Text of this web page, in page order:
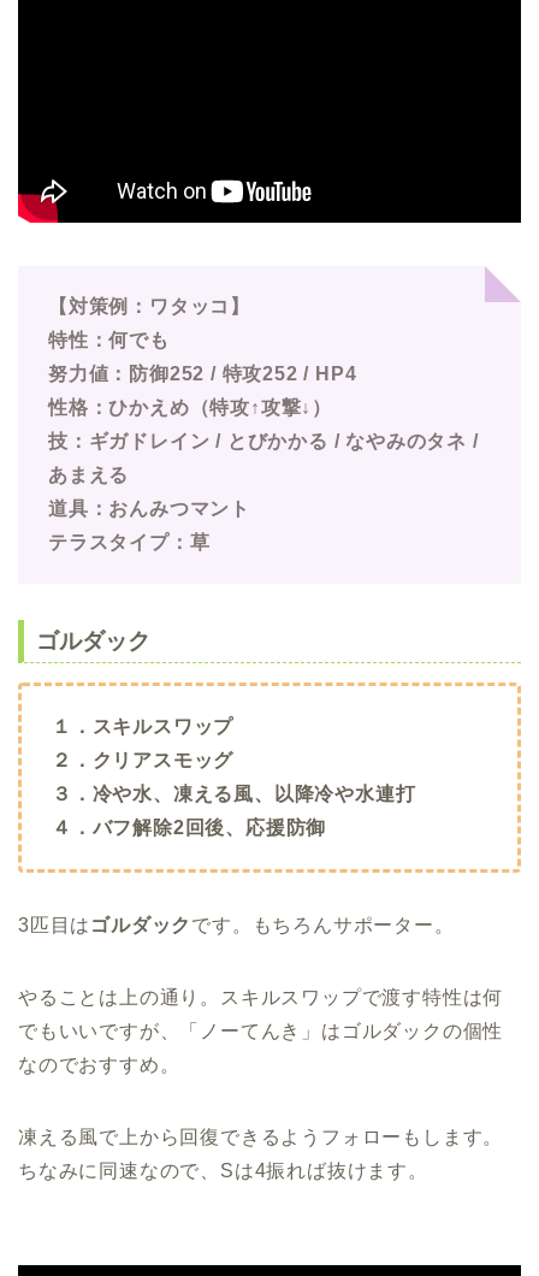
【対策例：ワタッコ】
特性：何でも
努力値：防御252 / 特攻252 / HP4
性格：ひかえめ（特攻↑攻撃↓）
技：ギガドレイン / とびかかる / なやみのタネ /
あまえる
道具：おんみつマント
テラスタイプ：草
ゴルダック
１．スキルスワップ
２．クリアスモッグ
３．冷や水、凍える風、以降冷や水連打
４．バフ解除2回後、応援防御
3匹目は ゴルダック です。もちろんサポーター。
やることは上の通り。スキルスワップで渡す特性は何
でもいいですが、「ノーてんき」はゴルダックの個性
なのでおすすめ。
凍える風で上から回復できるようフォローもします。
ちなみに同速なので、Sは4振れば抜けます。